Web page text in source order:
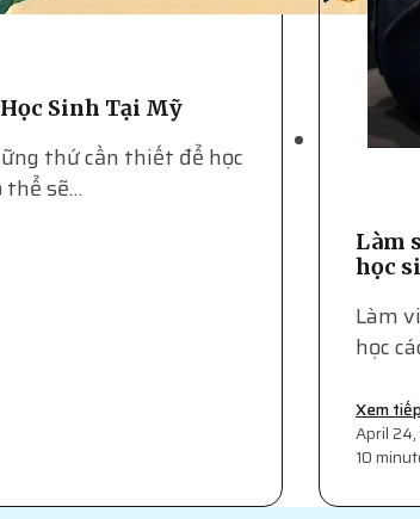
Sinh Tại Mỹ
thứ cần thiết để học
thể sẽ…
Làm
học
Làm
học
Xem
April
10